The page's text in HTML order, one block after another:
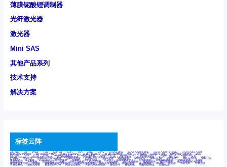
薄膜铌酸锂调制器
光纤激光器
激光器
Mini SAS
其他产品系列
技术支持
解决方案
标签云阵
6Tx6Rx 8T 8T8R 24R 24T24R 24Tx 25G 48Rx 48Tx 100G光模块 400G OSFP光模块 400G QSFP112 DR4 800G DR8 OSFP
800G OSFP光模块 AD7606国产替代 AFBR-57B4APZ AFBR-1528CZ AFBR-2528CZ AOC Bypass Camera Link CWDM波分复用器 DAS
DC~4M DSS DTS DVS GYMB光纤连接器 GYM光纤连接器 HFBR-1531Z HFBR-2531Z HFBR-4501Z HFBR-4503Z HFBR-4511Z
HFBR-4513Z J599A6光纤连接器 J599A8光电连接器 J599MT光纤连接器 J599Ⅰ光电连接器 LC超短型光模块 LGA Mini SAS MT POB QSFP
QSFP+ QSFP28 QSFP28 100G光模块 QSFP28笼座 QSFP 40G QSFP笼座 RP连接器 SFF-8431 SFF-8436 SFF-8472 SFF-8654 4i SFP 10G
SFP MSA SFP笼座 Z-BLOCK 万兆交换机 交换机 光切换仪OLP 光开关 光模块笼子座子 光电探测器 光电编码器模块 光电连接器 光端机
光纤激光器 光纤跳线 光纤连接器 光耦 全国产交换机 军品级光耦 千兆交换机 国产化光模块 射频光模块 微型光模块 微型可插拔BGA光模块
微型波分复用器 探测器 收发模块光学引擎组件 机架式光纤收发器 模拟光发射模块 模拟光器件 波分复用器 测试版 激光器 特种光纤 特种光缆
百兆交换机 相机光模块 紧凑型DWDM 网管型交换机 表贴式单路光模块 通信光纤 通信光缆 铌酸锂调制器 高速线缆